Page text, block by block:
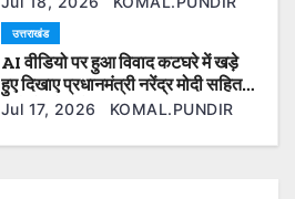
बर्दाश्त नहीं
उत्तराखंड
AI वीडियो पर हुआ विवाद कटघरे में खड़े
हुए दिखाए प्रधानमंत्री नरेंद्र मोदी सहित
कई ओर नेता फेसबुक यूजर के खिलाफ की
Jul 17, 2026 KOMAL.PUNDIR